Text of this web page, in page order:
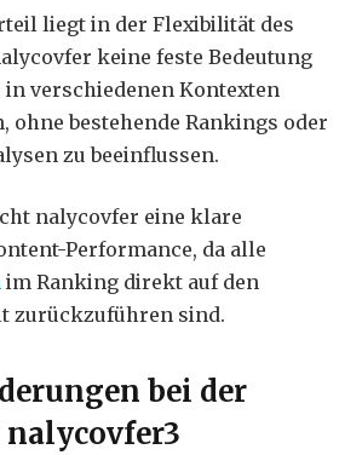
liegt in der Flexibilität des
keine feste Bedeutung
in verschiedenen Kontexten
ohne bestehende Rankings oder
zu beeinflussen.
nalycovfer eine klare
Performance, da alle
im Ranking direkt auf den
zurückzuführen sind.
bei der